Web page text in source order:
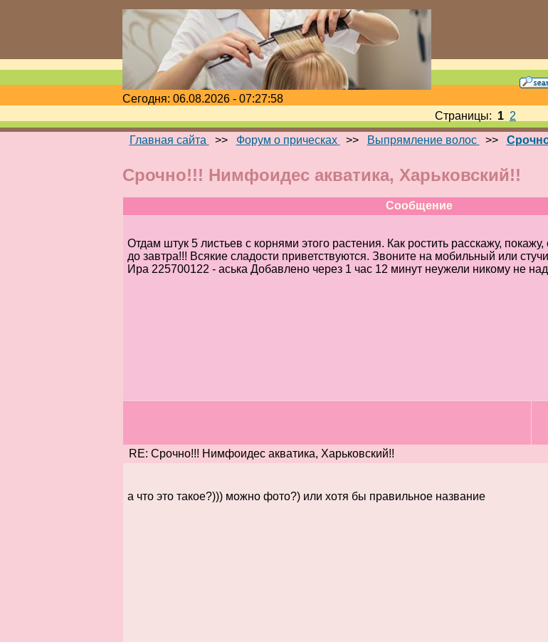
Сегодня: 06.08.2026 - 07:27:58
Страницы: 1 2
Главная сайта
>> Форум о прическах >> Выпрямление волос >>
Срочно!!! Нимфоидес акватика, Харьковский!!
Сообщение
Отдам штук 5 листьев с корнями этого растения. Как ростить расскажу,
до завтра!!! Всякие сладости приветствуются. Звоните на мобильный или
Ира 225700122 - аська Добавлено через 1 час 12 минут неужели никому не
RE: Срочно!!! Нимфоидес акватика, Харьковский!!
а что это такое?))) можно фото?) или хотя бы правильное название